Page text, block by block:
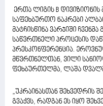
ერთა ლიგის B
საფეხბურთო ნაკრები
მატჩისწინა ვარჯიში
საწვრთნელი პროცესის
პრესკონფერენცია.
მწვრთნელთან, ვილი
ფეხბურთელმა, ლაშა
„უკრაინასთან შეხვედრის
გვაქვს, რადგან ეს იყო